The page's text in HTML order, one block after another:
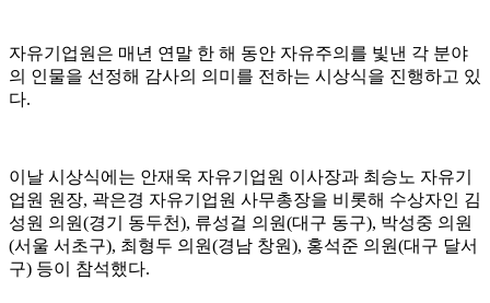
자유기업원은 매년 연말 한 해 동안 자유주의를 빛낸 각 분야
의 인물을 선정해 감사의 의미를 전하는 시상식을 진행하고 있
다.
이날 시상식에는 안재욱 자유기업원 이사장과 최승노 자유기
업원 원장, 곽은경 자유기업원 사무총장을 비롯해 수상자인 김
성원 의원(경기 동두천), 류성걸 의원(대구 동구), 박성중 의원
(서울 서초구), 최형두 의원(경남 창원), 홍석준 의원(대구 달서
구) 등이 참석했다.